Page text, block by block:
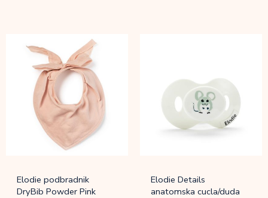
Elodie podbradnik
DryBib Powder Pink
Elodie Details
anatomska cucla/duda